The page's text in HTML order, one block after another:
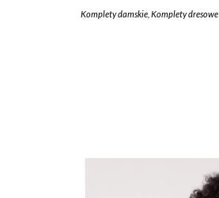
Komplety damskie Komplety dresowe